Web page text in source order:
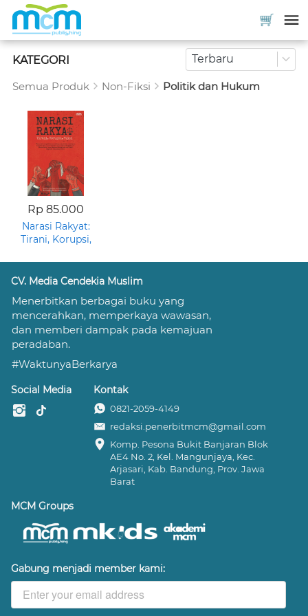
KATEGORI Terbaru
Semua Produk Non-Fiksi Politik dan Hukum
Rp 85.000
Narasi Rakyat:
Tirani, Korupsi,
CV. Media Cendekia Muslim
Menerbitkan berbagai buku yang
mencerahkan, memperkaya wawasan,
dan memberi dampak pada kemajuan
peradaban.
#WaktunyaBerkarya
Social Media Kontak
0821-2059-4149
redaksi.penerbitmcm@gmail.com
Komp. Pesona Bukit Banjaran Blok
AE4 No. 2, Kel. Mangunjaya, Kec.
Arjasari, Kab. Bandung, Prov. Jawa
Barat
MCM Groups
Gabung menjadi member kami: